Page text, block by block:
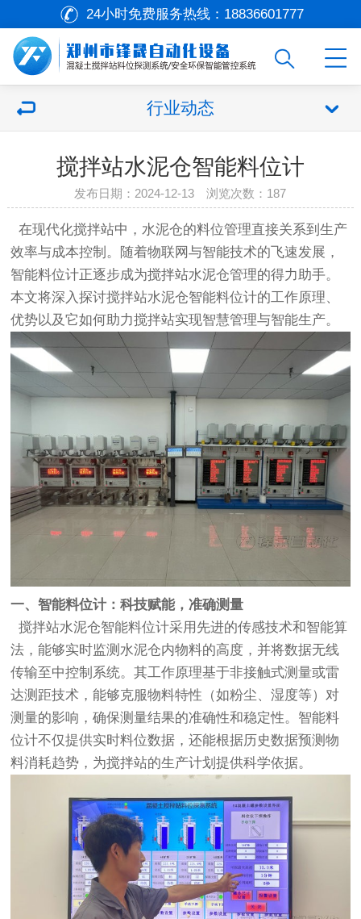
24小时免费服务热线： 18836601777
行业动态
搅拌站水泥仓智能料位计
发布日期：2024-12-13 浏览次数：187
在现代化搅拌站中，水泥仓的料位管理直接关系到生产
效率与成本控制。随着物联网与智能技术的飞速发展，
智能料位计正逐步成为搅拌站水泥仓管理的得力助手。
本文将深入探讨搅拌站水泥仓智能料位计的工作原理、
优势以及它如何助力搅拌站实现智慧管理与智能生产。
一、智能料位计 ：科技赋能，准确测量
搅拌站水泥仓智能料位计采用先进的传感技术和智能算
法，能够实时监测水泥仓内物料的高度，并将数据无线
传输至中控制系统。其工作原理基于非接触式测量或雷
达测距技术，能够克服物料特性（如粉尘、湿度等）对
测量的影响，确保测量结果的准确性和稳定性。智能料
位计不仅提供实时料位数据，还能根据历史数据预测物
料消耗趋势，为搅拌站的生产计划提供科学依据。